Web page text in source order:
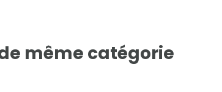
même catégorie